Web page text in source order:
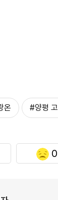
온 #양평
0